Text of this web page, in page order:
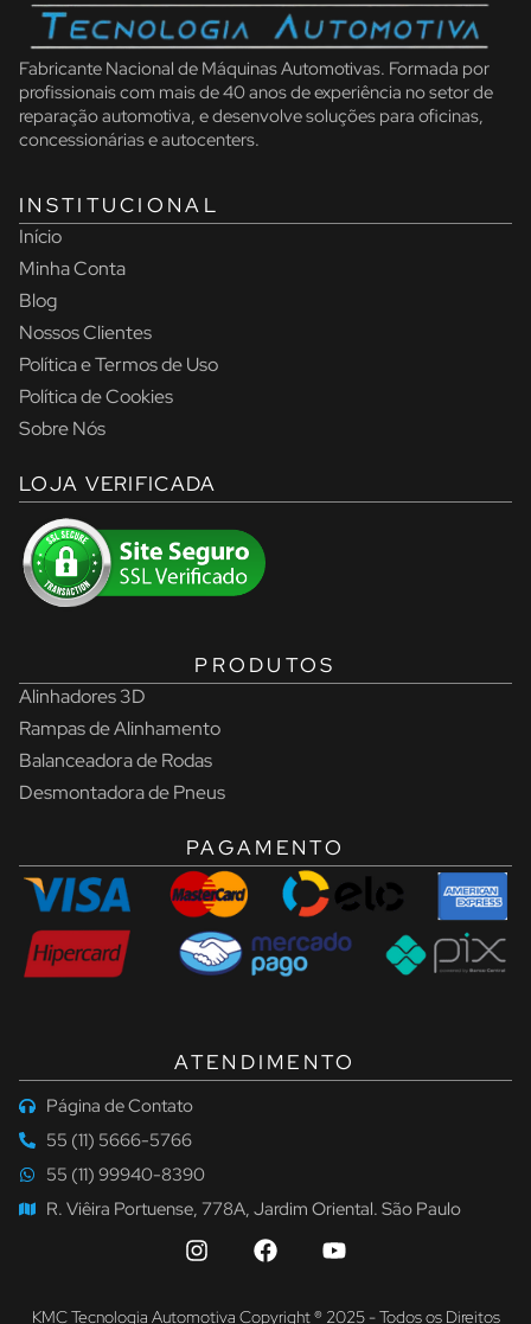
Fabricante Nacional de Máquinas Automotivas. Formada por
profissionais com mais de 40 anos de experiência no setor de
reparação automotiva, e desenvolve soluções para oficinas,
concessionárias e autocenters.
INSTITUCIONAL
Início
Minha Conta
Blog
Nossos Clientes
Política e Termos de Uso
Política de Cookies
Sobre Nós
LOJA VERIFICADA
PRODUTOS
Alinhadores 3D
Rampas de Alinhamento
Balanceadora de Rodas
Desmontadora de Pneus
PAGAMENTO
ATENDIMENTO
Página de Contato
55 (11) 5666-5766
55 (11) 99940-8390
R. Viêira Portuense, 778A, Jardim Oriental. São Paulo
KMC Tecnologia Automotiva Copyright ® 2025 - Todos os Direitos